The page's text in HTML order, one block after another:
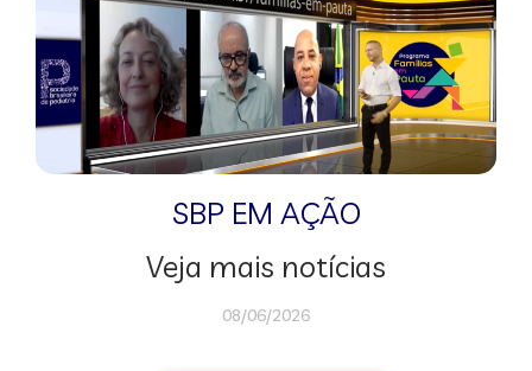
SBP EM AÇÃO
Veja mais notícias
08/06/2026